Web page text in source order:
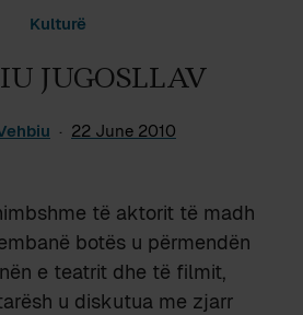
Kulturë
JUGOSLLAV
22 June 2010
të aktorit të madh
botës u përmendën
e teatrit dhe të filmit,
u diskutua me zjarr